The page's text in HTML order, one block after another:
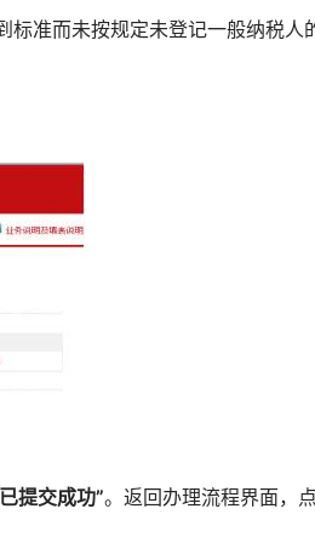
准而未按规定未登记一般纳税人
提交成功”。返回办理流程界面，